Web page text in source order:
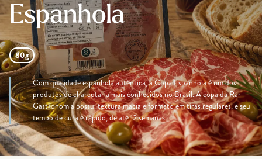
Espanhola
80g
Com qualidade espanhola autêntica, a Copa Espanhola é um dos
produtos de charcutaria mais conhecidos no Brasil. A copa da Rar
Gastronomia possui textura macia e formato em tiras regulares, e seu
tempo de cura é rápido, de até 12 semanas.